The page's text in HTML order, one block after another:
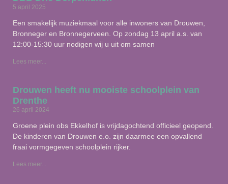
5 april 2025
Een smakelijk muziekmaal voor alle inwoners van Drouwen,
Bronneger en Bronnegerveen. Op zondag 13 april a.s. van
12:00-15:30 uur nodigen wij u uit om samen
Lees meer...
Drouwen heeft nu mooiste schoolplein van
Drenthe
26 april 2024
Groene plein obs Ekkelhof is vrijdagochtend officieel geopend.
De kinderen van Drouwen e.o. zijn daarmee een opvallend
fraai vormgegeven schoolplein rijker.
Lees meer...